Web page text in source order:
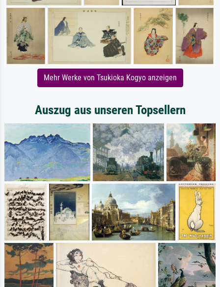
Mehr Werke von Tsukioka Kogyo anzeigen
Auszug aus unseren Topsellern